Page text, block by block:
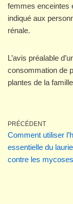
femmes enceintes
indiqué aux
rénale.
L’avis préalable
consommation de
plantes de la
PRÉCÉDENT
Comment utiliser
essentielle du
contre les